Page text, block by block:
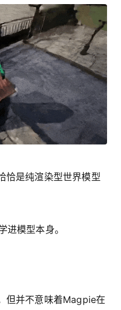
恰是纯渲染型世界模型
模型本身。
但并不意味着Magpie在